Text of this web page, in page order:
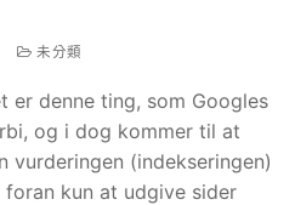
未分類
er denne ting, som Googles
og i dog kommer til at
(indekseringen)
kun at udgive sider